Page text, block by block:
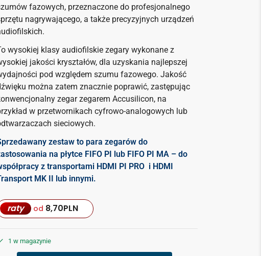
fazowych, przeznaczone do profesjonalnego
nagrywającego, a także precyzyjnych urządzeń
wysokiej klasy audiofilskie zegary wykonane z
jakości kryształów, dla uzyskania najlepszej
pod względem szumu fazowego. Jakość
można zatem znacznie poprawić, zastępując
zegar zegarem Accusilicon, na
w przetwornikach cyfrowo-analogowych lub
sieciowych.
zestaw to para zegarów do
na płytce FIFO PI lub FIFO PI MA – do
z transportami HDMI PI PRO i HDMI
MK II lub innymi.
raty od 8,70PLN
1 w magazynie